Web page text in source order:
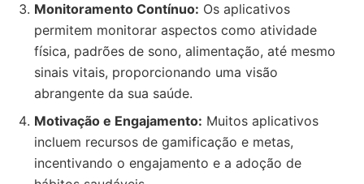
Monitoramento Contínuo: Os aplicativos
permitem monitorar aspectos como atividade
física, padrões de sono, alimentação, até mesmo
sinais vitais, proporcionando uma visão
abrangente da sua saúde.
Motivação e Engajamento: Muitos aplicativos
incluem recursos de gamificação e metas,
incentivando o engajamento e a adoção de